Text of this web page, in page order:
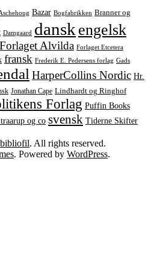
Bazar Bogfabrikken Branner og
Damgaard dansk engelsk
Forlaget Alvilda Forlaget Etcetera
fransk Frederik E. Pedersens forlag Gads
HarperCollins Nordic Hr.
Jonathan Cape Lindhardt og Ringhof
Forlag Puffin Books
og co svensk Tiderne Skifter
. All rights reserved.
. Powered by WordPress.